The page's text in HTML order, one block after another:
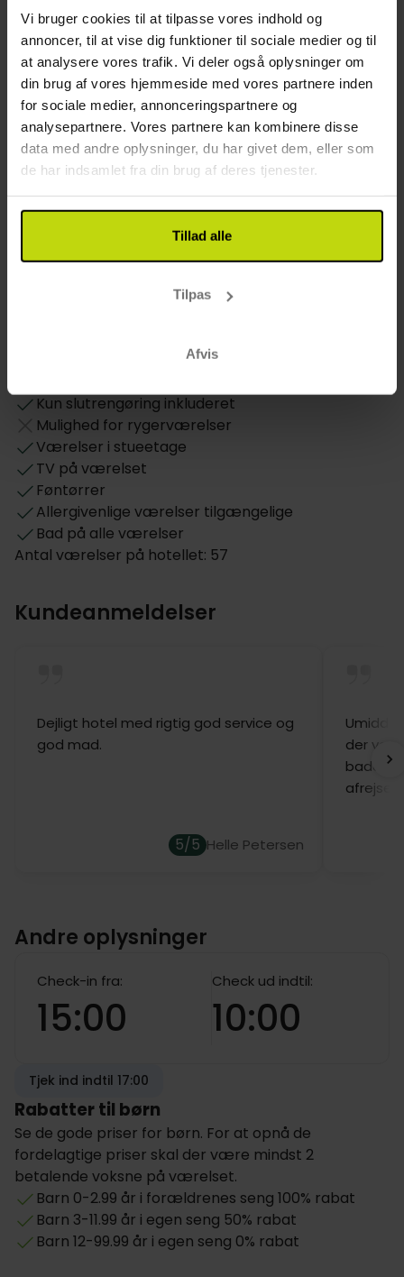
Vi bruger cookies til at tilpasse vores indhold og
annoncer, til at vise dig funktioner til sociale medier og til
at analysere vores trafik. Vi deler også oplysninger om
din brug af vores hjemmeside med vores partnere inden
for sociale medier, annonceringspartnere og
analysepartnere. Vores partnere kan kombinere disse
data med andre oplysninger, du har givet dem, eller som
de har indsamlet fra din brug af deres tjenester.
Tillad alle
Tilpas
Afvis
Værelser
Værelserne på Strandhotel Klinten er lyse, moderne
og omhyggeligt indrettede for at sikre din komfort.
Alle værelser har eget badeværelse med
toiletartikler, gratis WiFi, fladskærms-tv og
hårtørrer. Nogle af værelserne har balkon eller
terrasse med havudsigt, hvilket skaber en rolig
atmosfære for et afslappende ophold.
Gratis internet
Wifi
Etager: 1
Byggeår: 1981
Renoveret: 2017
Opladning af elbil: 150 DKK
Cykel opbevaring (låst)
Kan man opbevare cykler på værelset?: No
Restaurant
Hotel vælger menu el. buffet
Mulighed for laktosefri mad
Mulighed for glutenfri mad
Kun slutrengøring inkluderet
Mulighed for rygerværelser
Værelser i stueetage
TV på værelset
Føntørrer
Allergivenlige værelser tilgængelige
Bad på alle værelser
Antal værelser på hotellet: 57
Kundeanmeldelser
Dejligt hotel med rigtig god service og
god mad.
5/5 Helle Petersen
der var
afrejsen.
Andre oplysninger
Check-in fra:
15:00
Check ud indtil:
10:00
Tjek ind indtil 17:00
Rabatter til børn
Se de gode priser for børn. For at opnå de
fordelagtige priser skal der være mindst 2
betalende voksne på værelset.
Barn 0-2.99 år i forældrenes seng 100% rabat
Barn 3-11.99 år i egen seng 50% rabat
Barn 12-99.99 år i egen seng 0% rabat